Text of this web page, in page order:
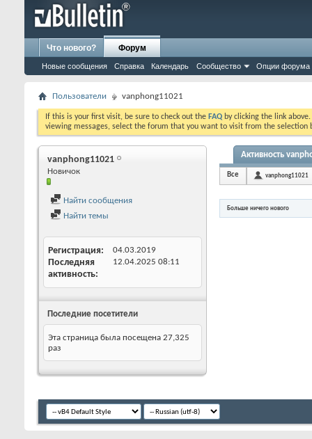
Что нового? Форум
Новые сообщения Справка Календарь Сообщество Опции форума
Пользователи vanphong11021
If this is your first visit, be sure to check out the FAQ by clicking the link
viewing messages, select the forum that you want to visit from the selection
vanphong11021
Новичок
Найти сообщения
Найти темы
Регистрация 04.03.2019
Последняя
активность
12.04.2025 08:11
Последние посетители
Эта страница была посещена 27,325
раз
Активность
Все vanphong11021
Больше ничего нового